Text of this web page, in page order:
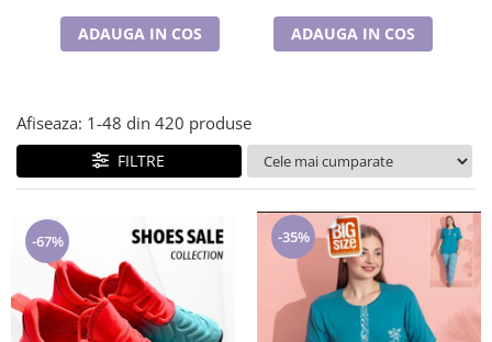
Halate si capoate
Halate si pijamale Family
Incaltaminte
Seturi elegante femei
Pijamale de copii
Pijamale BIG SIZE femei
Cadouri ocazii speciale
Tricouri de craciun
ADAUGA IN COS ADAUGA IN COS
Afiseaza: 1-48 din 420 produse
FILTRE
-67% -35%